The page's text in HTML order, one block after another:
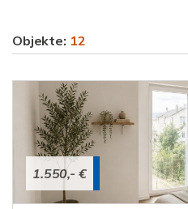
Objekte: 12
1.550,- €